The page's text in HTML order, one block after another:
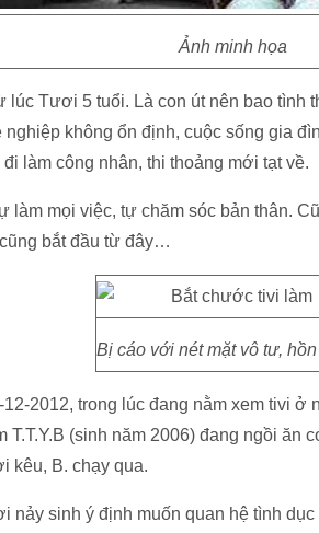
Ảnh minh họa
lúc Tươi 5 tuổi. Là con út nên bao tình
nghiệp không ổn định, cuộc sống gia
làm công nhân, thi thoảng mới tạt về.
làm mọi việc, tự chăm sóc bản thân.
bắt đầu từ đây…
Bị cáo với nét mặt vô tư,
2012, trong lúc đang nằm xem tivi ở
T.T.Y.B (sinh năm 2006) đang ngồi ăn
kêu, B. chạy qua.
nảy sinh ý định muốn quan hệ tình